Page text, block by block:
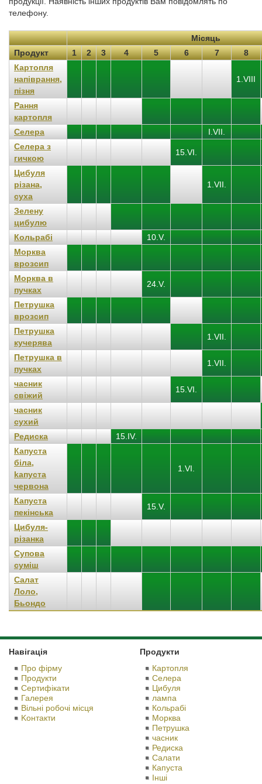
телефону.
Місяць
Продукт
1 2 3 4 5 6 7
8
Картопля
напіврання,
пізня
1.VIII
Рання
картопля
Селера
I.VII.
Селера з
гичкою
15.VI.
Цибуля
різана,
суха
1.VII.
Зелену
цибулю
Кольрабі
10.V.
Морква
врозсип
Морква в
пучках
24.V.
Петрушка
врозсип
Петрушка
кучерява
1.VII.
Петрушка в
пучках
1.VII.
часник
свіжий
15.VI.
часник
сухий
Редиска
15.IV.
Капуста
біла,
kапуста
червона
1.VI.
Капуста
пекінська
15.V.
Цибуля-
різанка
Супова
суміш
Салат
Лоло,
Бьондо
Навігація
Про фірму
Продукти
Сертифікати
Галерея
Вільні робочі місця
Kонтакти
Продукти
Картопля
Селера
Цибуля
лампа
Кольрабі
Морква
Петрушка
часник
Редиска
Салати
Капуста
Іншi